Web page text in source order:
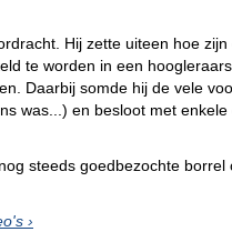
Hij zette uiteen hoe zijn
te worden in een
Daarbij somde hij de vele
was...) en besloot met enkele
steeds goedbezochte borrel